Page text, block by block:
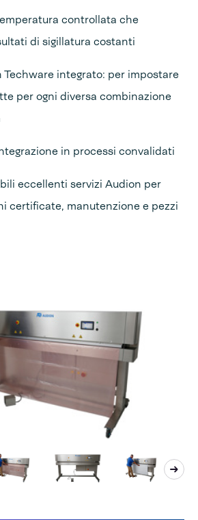
controllata che
di sigillatura costanti
Techware integrato: per impostare
per ogni diversa combinazione
in processi convalidati
eccellenti servizi Audion per
certificate, manutenzione e pezzi